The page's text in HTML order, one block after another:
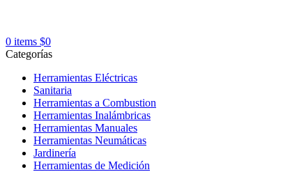
0 items $0
Categorías
Herramientas Eléctricas
Sanitaria
Herramientas a Combustion
Herramientas Inalámbricas
Herramientas Manuales
Herramientas Neumáticas
Jardinería
Herramientas de Medición